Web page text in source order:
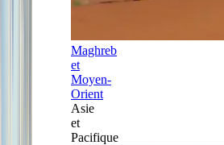
Maghreb
et
Moyen-
Orient
Asie
et
Pacifique